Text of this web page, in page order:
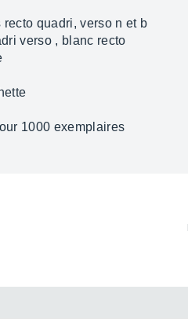
recto quadri, verso n et b
verso , blanc recto
1000 exemplaires